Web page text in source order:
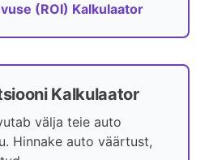
(ROI) Kalkulaator
Kalkulaator
välja teie auto
Hinnake auto väärtust,